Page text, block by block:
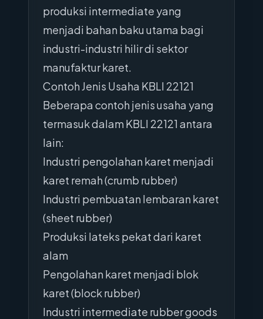
produksi intermediate yang
menjadi bahan baku utama bagi
industri-industri hilir di sektor
manufaktur karet.
Contoh Jenis Usaha KBLI 22121
Beberapa contoh jenis usaha yang
termasuk dalam KBLI 22121 antara
lain:
Industri pengolahan karet menjadi
karet remah (crumb rubber)
Industri pembuatan lembaran karet
(sheet rubber)
Produksi lateks pekat dari karet
alam
Pengolahan karet menjadi blok
karet (block rubber)
Industri intermediate rubber goods